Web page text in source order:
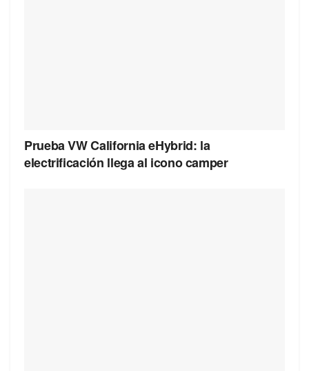
Prueba VW California eHybrid: la
electrificación llega al icono camper